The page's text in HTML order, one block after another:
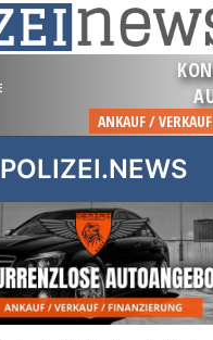
POLIZEI.NEWS